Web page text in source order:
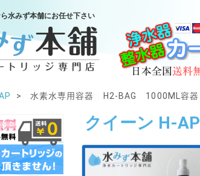
水みず本舗にお任せ下さい
水素水専用容器 H2-BAG 1000ML容器
クイーン H-AP